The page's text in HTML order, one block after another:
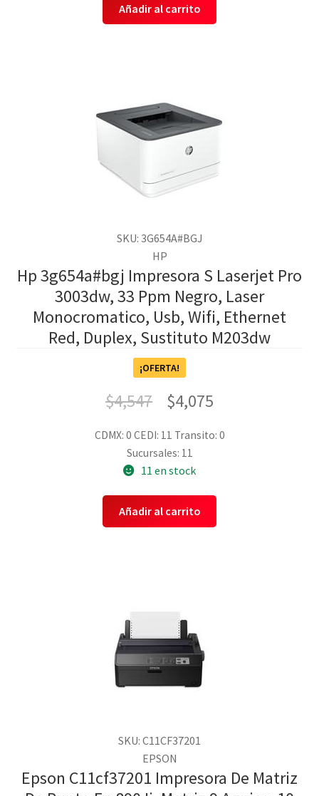
Añadir al carrito
SKU: 3G654A#BGJ
HP
Hp 3g654a#bgj Impresora S Laserjet Pro
3003dw, 33 Ppm Negro, Laser
Monocromatico, Usb, Wifi, Ethernet
Red, Duplex, Sustituto M203dw
¡OFERTA!
$4,547 $4,075
CDMX: 0 CEDI: 11 Transito: 0
Sucursales: 11
11 en stock
Añadir al carrito
SKU: C11CF37201
EPSON
Epson C11cf37201 Impresora De Matriz